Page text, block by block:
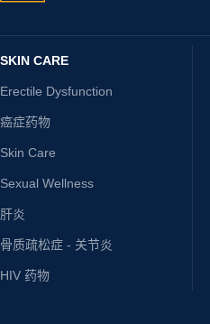
SKIN CARE
Erectile Dysfunction
癌症药物
Skin Care
Sexual Wellness
肝炎
骨质疏松症 - 关节炎
HIV 药物